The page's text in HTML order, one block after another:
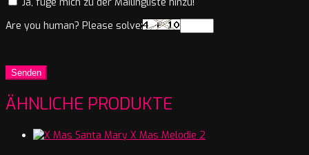
Are you human? Please solve:
ÄHNLICHE PRODUKTE